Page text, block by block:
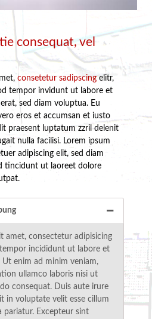
consequat, vel
consetetur sadipscingelitr,
tempor invidunt ut labore et
sed diam voluptua. Eu
eros et accumsan et iusto
praesent luptatum zzril delenit
nulla facilisi. Lorem ipsum
adipiscing elit, sed diam
tincidunt ut laoreet dolore
amet, consectetur adipisicing
incididunt ut labore et
Ut enim ad minim veniam,
ullamco laboris nisi ut
consequat. Duis aute irure
in voluptate velit esse cillum
pariatur. Excepteur sint